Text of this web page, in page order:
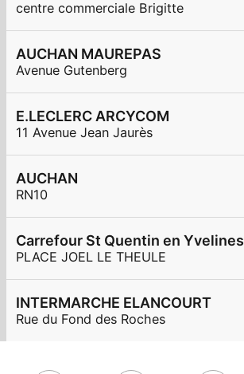
centre commerciale Brigitte
AUCHAN MAUREPAS
Avenue Gutenberg
E.LECLERC ARCYCOM
11 Avenue Jean Jaurès
AUCHAN
RN10
Carrefour St Quentin en Yvelines
PLACE JOEL LE THEULE
INTERMARCHE ELANCOURT
Rue du Fond des Roches